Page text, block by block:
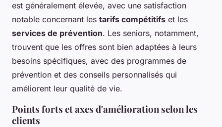
est généralement élevée, avec une satisfaction
notable concernant les tarifs compétitifs et les
services de prévention. Les seniors, notamment,
trouvent que les offres sont bien adaptées à leurs
besoins spécifiques, avec des programmes de
prévention et des conseils personnalisés qui
améliorent leur qualité de vie.
Points forts et axes d'amélioration selon les
clients